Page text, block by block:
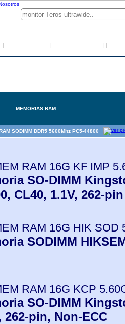
| | | |
MEMORIAS RAM
SODIMM DDR5 5600Mhz PC5-44800
RAM 16G KF IMP
SO-DIMM
CL40, 1.1V, 262-
RAM 16G HIK SOD
SODIMM
RAM 16G KCP
SO-DIMM
262-pin, Non-ECC